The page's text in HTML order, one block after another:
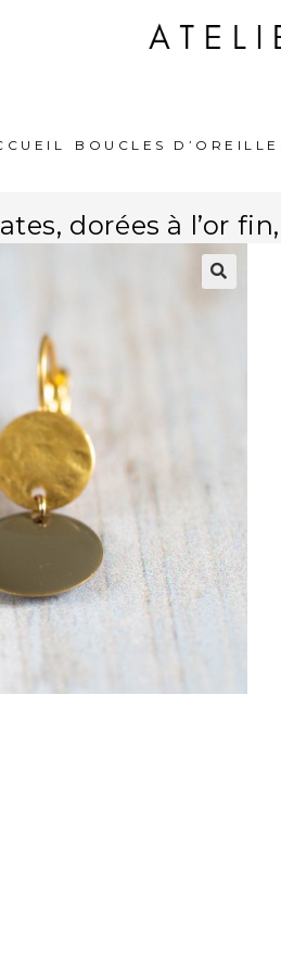
BOUCLES
dorées à l’or